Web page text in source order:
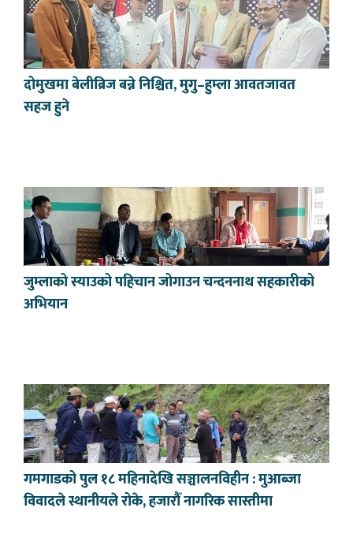
दोमुखमा बेलीब्रिज बन्ने निश्चित, मुगु–हुम्ला आवतजावत
सहज हुने
जुम्लाको स्याउको पहिचान जोगाउन चन्दननाथ सहकारीको
अभियान
गमगाडको पुल १८ महिनादेखि सञ्चालनविहीन : मुआब्जा
विवादले स्थानीयले रोके, हजारौँ नागरिक सास्तीमा